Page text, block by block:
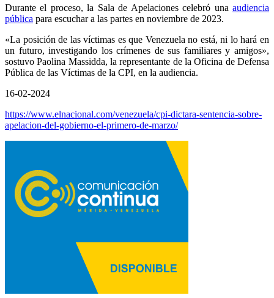
Durante el proceso, la Sala de Apelaciones celebró una audiencia
pública para escuchar a las partes en noviembre de 2023.
«La posición de las víctimas es que Venezuela no está, ni lo hará en
un futuro, investigando los crímenes de sus familiares y amigos»,
sostuvo Paolina Massidda, la representante de la Oficina de Defensa
Pública de las Víctimas de la CPI, en la audiencia.
16-02-2024
https://www.elnacional.com/venezuela/cpi-dictara-sentencia-sobre-
apelacion-del-gobierno-el-primero-de-marzo/